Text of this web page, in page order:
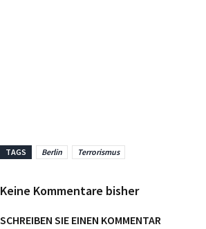
TAGS Berlin Terrorismus
Keine Kommentare bisher
SCHREIBEN SIE EINEN KOMMENTAR